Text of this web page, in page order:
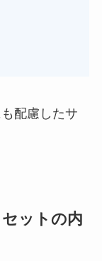
配慮したサ
ットの内